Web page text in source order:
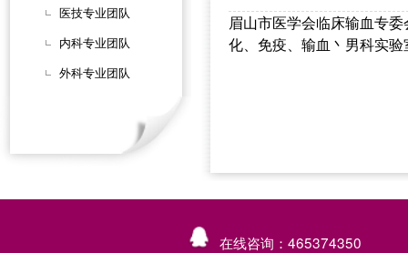
医技专业团队
内科专业团队
外科专业团队
眉山市医学会临床输血专
化、免疫、输血丶男科实
在线咨询：465374350